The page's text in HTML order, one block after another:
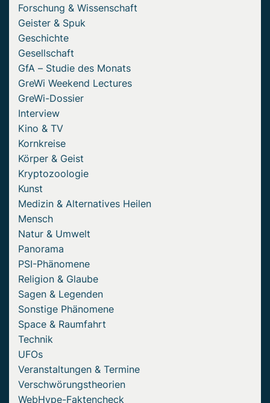
Forschung & Wissenschaft
Geister & Spuk
Geschichte
Gesellschaft
GfA – Studie des Monats
GreWi Weekend Lectures
GreWi-Dossier
Interview
Kino & TV
Kornkreise
Körper & Geist
Kryptozoologie
Kunst
Medizin & Alternatives Heilen
Mensch
Natur & Umwelt
Panorama
PSI-Phänomene
Religion & Glaube
Sagen & Legenden
Sonstige Phänomene
Space & Raumfahrt
Technik
UFOs
Veranstaltungen & Termine
Verschwörungstheorien
WebHype-Faktencheck